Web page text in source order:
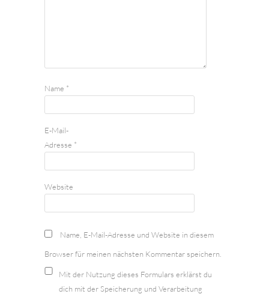
Name *
E-Mail-
Adresse *
Website
Name, E-Mail-Adresse und Website in diesem
Browser für meinen nächsten Kommentar speichern.
Mit der Nutzung dieses Formulars erklärst du
dich mit der Speicherung und Verarbeitung